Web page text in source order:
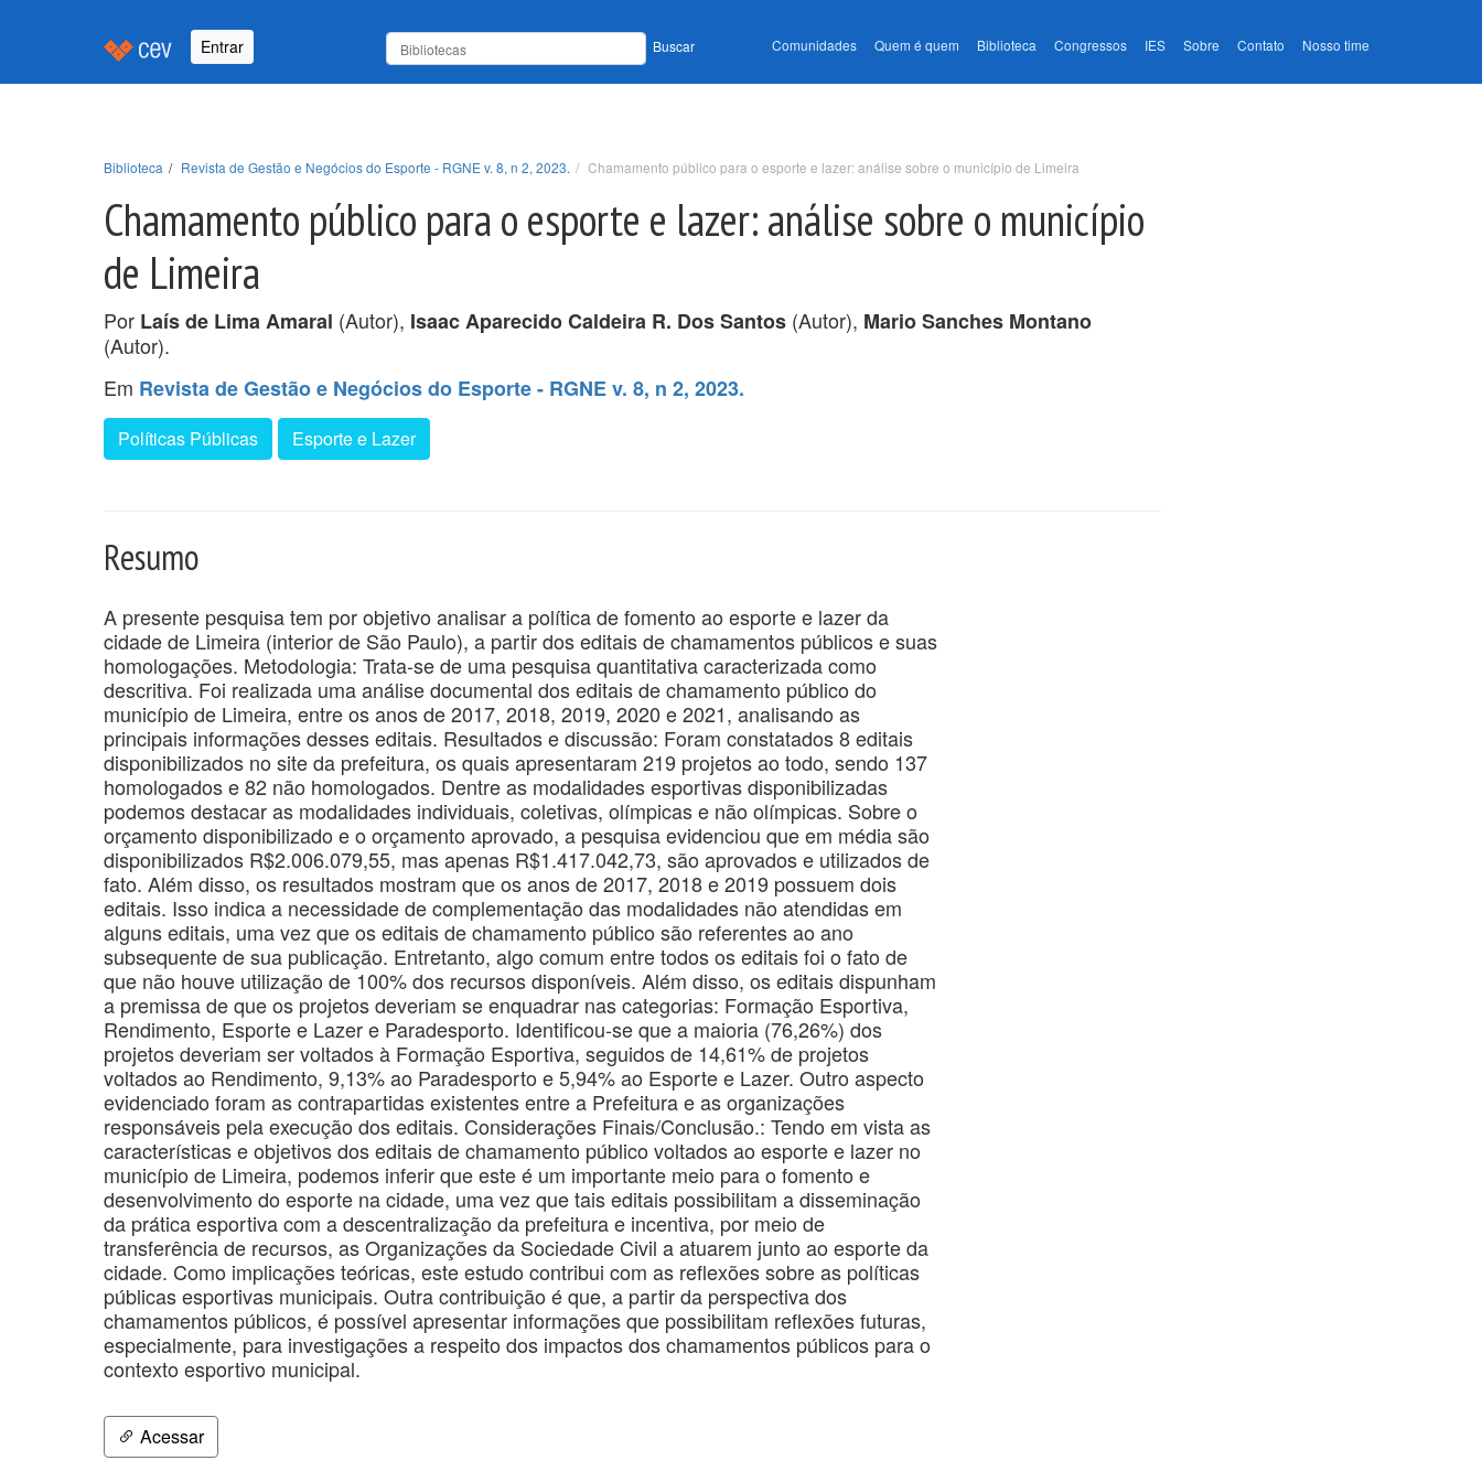
Entrar Buscar Comunidades Quem é quem Biblioteca Congressos IES Sobre Contato Nosso time
Biblioteca Revista de Gestão e Negócios do Esporte - RGNE v. 8, n 2, 2023. Chamamento público para o esporte e lazer: análise sobre o município de Limeira
Chamamento público para o esporte e lazer: análise sobre o município
de Limeira
Por Laís de Lima Amaral (Autor), Isaac Aparecido Caldeira R. Dos Santos (Autor), Mario Sanches Montano
(Autor).
Em Revista de Gestão e Negócios do Esporte - RGNE v. 8, n 2, 2023.
Políticas Públicas Esporte e Lazer
Resumo
A presente pesquisa tem por objetivo analisar a política de fomento ao esporte e lazer da
cidade de Limeira (interior de São Paulo), a partir dos editais de chamamentos públicos e suas
homologações. Metodologia: Trata-se de uma pesquisa quantitativa caracterizada como
descritiva. Foi realizada uma análise documental dos editais de chamamento público do
município de Limeira, entre os anos de 2017, 2018, 2019, 2020 e 2021, analisando as
principais informações desses editais. Resultados e discussão: Foram constatados 8 editais
disponibilizados no site da prefeitura, os quais apresentaram 219 projetos ao todo, sendo 137
homologados e 82 não homologados. Dentre as modalidades esportivas disponibilizadas
podemos destacar as modalidades individuais, coletivas, olímpicas e não olímpicas. Sobre o
orçamento disponibilizado e o orçamento aprovado, a pesquisa evidenciou que em média são
disponibilizados R$2.006.079,55, mas apenas R$1.417.042,73, são aprovados e utilizados de
fato. Além disso, os resultados mostram que os anos de 2017, 2018 e 2019 possuem dois
editais. Isso indica a necessidade de complementação das modalidades não atendidas em
alguns editais, uma vez que os editais de chamamento público são referentes ao ano
subsequente de sua publicação. Entretanto, algo comum entre todos os editais foi o fato de
que não houve utilização de 100% dos recursos disponíveis. Além disso, os editais dispunham
a premissa de que os projetos deveriam se enquadrar nas categorias: Formação Esportiva,
Rendimento, Esporte e Lazer e Paradesporto. Identificou-se que a maioria (76,26%) dos
projetos deveriam ser voltados à Formação Esportiva, seguidos de 14,61% de projetos
voltados ao Rendimento, 9,13% ao Paradesporto e 5,94% ao Esporte e Lazer. Outro aspecto
evidenciado foram as contrapartidas existentes entre a Prefeitura e as organizações
responsáveis pela execução dos editais. Considerações Finais/Conclusão.: Tendo em vista as
características e objetivos dos editais de chamamento público voltados ao esporte e lazer no
município de Limeira, podemos inferir que este é um importante meio para o fomento e
desenvolvimento do esporte na cidade, uma vez que tais editais possibilitam a disseminação
da prática esportiva com a descentralização da prefeitura e incentiva, por meio de
transferência de recursos, as Organizações da Sociedade Civil a atuarem junto ao esporte da
cidade. Como implicações teóricas, este estudo contribui com as reflexões sobre as políticas
públicas esportivas municipais. Outra contribuição é que, a partir da perspectiva dos
chamamentos públicos, é possível apresentar informações que possibilitam reflexões futuras,
especialmente, para investigações a respeito dos impactos dos chamamentos públicos para o
contexto esportivo municipal.
Acessar